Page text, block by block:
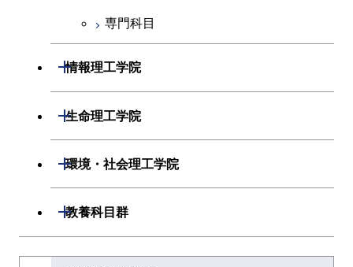
超スマート社会卓越コース
応用化学コース
ライフエンジニアリングコ
ース
専門科目
情報理工学院
開閉
数理・計算科学系
開閉
知能情報コース
情報工学コース
専門科目
生命理工学院
開閉
生命理工学系
開閉
ライフエンジニアリングコ
ース
環境・社会理工学院
開閉
建築学系
開閉
教養科目群
開閉
文系教養科目
大学院課程を切り替える